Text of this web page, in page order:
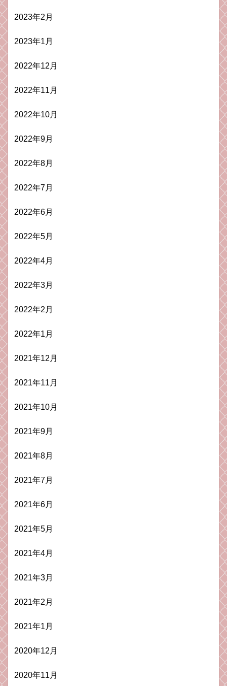
2023年2月
2023年1月
2022年12月
2022年11月
2022年10月
2022年9月
2022年8月
2022年7月
2022年6月
2022年5月
2022年4月
2022年3月
2022年2月
2022年1月
2021年12月
2021年11月
2021年10月
2021年9月
2021年8月
2021年7月
2021年6月
2021年5月
2021年4月
2021年3月
2021年2月
2021年1月
2020年12月
2020年11月